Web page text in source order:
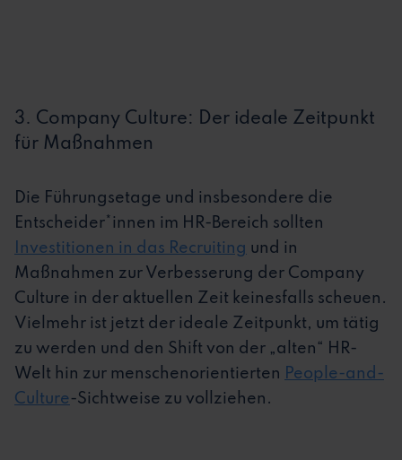
3. Company Culture: Der ideale Zeitpunkt
für Maßnahmen
Die Führungsetage und insbesondere die
Entscheider*innen im HR-Bereich sollten
Investitionen in das Recruiting und in
Maßnahmen zur Verbesserung der Company
Culture in der aktuellen Zeit keinesfalls scheuen.
Vielmehr ist jetzt der ideale Zeitpunkt, um tätig
zu werden und den Shift von der „alten“ HR-
Welt hin zur menschenorientierten People-and-
Culture-Sichtweise zu vollziehen.